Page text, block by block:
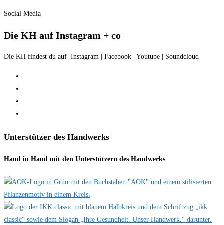
Social Media
Die KH auf Instagram + co
Die KH findest du auf Instagram | Facebook | Youtube | Soundcloud
Unterstützer des Handwerks
Hand in Hand mit den Unterstützern des Handwerks